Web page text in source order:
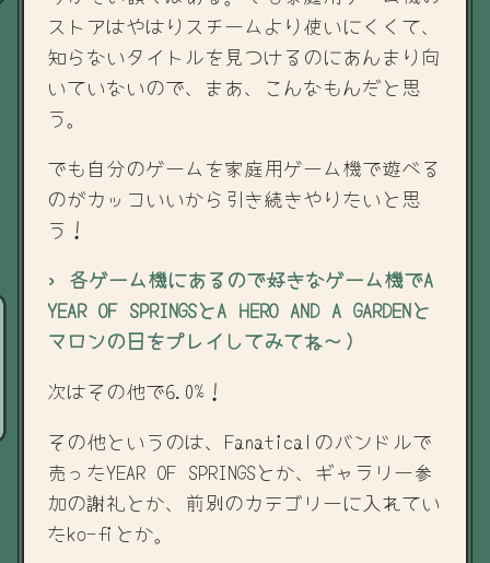
ストアはやはりスチームより使いにくくて、
知らないタイトルを見つけるのにあんまり向
いていないので、まあ、こんなもんだと思
う。
でも自分のゲームを家庭用ゲーム機で遊べる
のがカッコいいから引き続きやりたいと思
う！
› 各ゲーム機にあるので好きなゲーム機でA
YEAR OF SPRINGSとA HERO AND A GARDENと
マロンの日をプレイしてみてね～）
次はその他で6.0%！
その他というのは、Fanaticalのバンドルで
売ったYEAR OF SPRINGSとか、ギャラリー参
加の謝礼とか、前別のカテゴリーに入れてい
たko-fiとか。